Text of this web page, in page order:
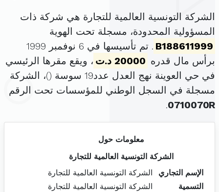
الشركة التونسية العالمية للتجارة هي شركة ذات
المسؤولية المحدودة، مسجلة تحت الهوية
B188611999
. تم تأسيسها في 6 نوفمبر 1999
برأس مال قدره 20000 د.ت
، ويقع مقرها الرئيسي
في حي العوينة نهج العدل عدد19 سوسة (
)، الشركة
مسجلة في السجل الوطني للمؤسسات تحت الرقم
0710070R
.
معلومات حول
الشركة التونسية العالمية للتجارة
الإسم التجاري
الشركة التونسية العالمية للتجارة
التسمية
الشركة التونسية العالمية للتجارة